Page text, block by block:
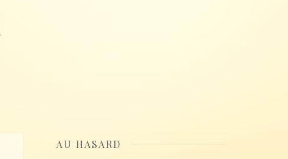
AU HASARD